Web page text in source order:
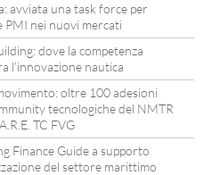
avviata una task force per
PMI nei nuovi mercati
dove la competenza
l’innovazione nautica
oltre 100 adesioni
tecnologiche del NMTR
TC FVG
Finance Guide a supporto
del settore marittimo